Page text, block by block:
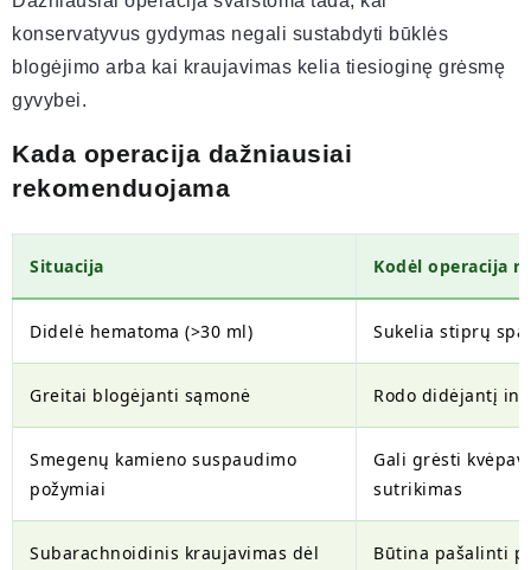
konservatyvus gydymas negali sustabdyti būklės
blogėjimo arba kai kraujavimas kelia tiesioginę grėsmę
gyvybei.
Kada operacija dažniausiai
rekomenduojama
Situacija Kodėl operacija
Didelė hematoma (>30 ml) Sukelia stiprų
Greitai blogėjanti sąmonė Rodo didėjantį
Smegenų kamieno suspaudimo
požymiai
Gali grėsti
sutrikimas
Subarachnoidinis kraujavimas dėl
Būtina pašalinti